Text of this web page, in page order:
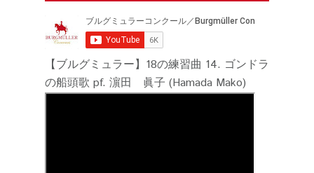
【ブルグミュラー】18の練習曲 14. ゴンドラ
の船頭歌 pf. 濵田 眞子 (Hamada Mako)